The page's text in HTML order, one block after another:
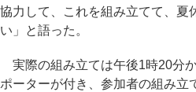
協力して、これを組み立てて、夏
い」と語った。
実際の組み立ては午後1時20分
ポーターが付き、参加者の組み立